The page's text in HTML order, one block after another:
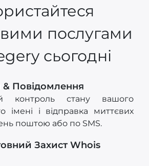
послугами
сьогодні
Повідомлення
контроль стану вашого
імені і відправка миттєвих
поштою або по SMS.
Захист Whois